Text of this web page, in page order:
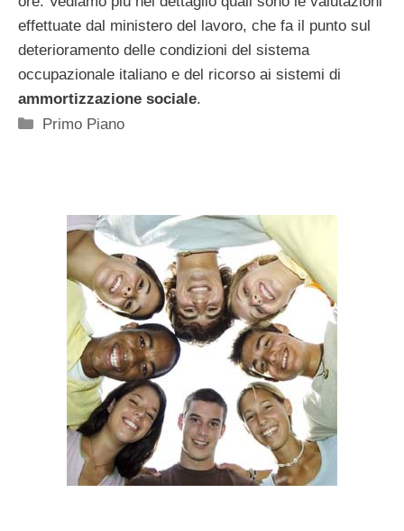
effettuate dal ministero del lavoro, che fa il punto sul
deterioramento delle condizioni del sistema
occupazionale italiano e del ricorso ai sistemi di
ammortizzazione sociale.
Categorie
Primo Piano